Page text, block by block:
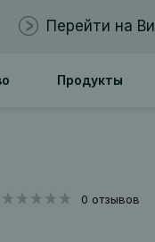
Перейти на
Продукты
0 отзывов